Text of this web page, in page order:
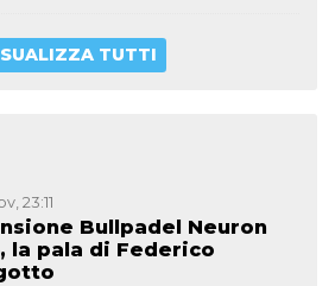
TUTTI
23:11
Bullpadel Neuron
la pala di Federico